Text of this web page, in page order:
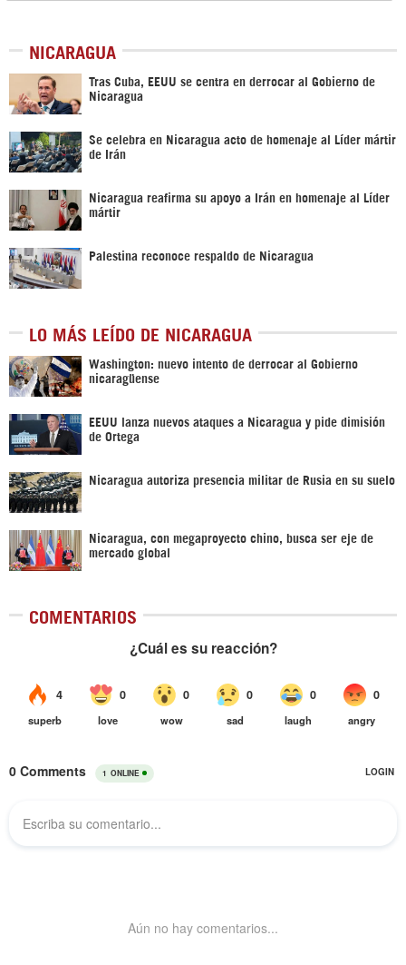
NICARAGUA
Tras Cuba, EEUU se centra en derrocar al Gobierno de
Nicaragua
Se celebra en Nicaragua acto de homenaje al Líder mártir
de Irán
Nicaragua reafirma su apoyo a Irán en homenaje al Líder
mártir
Palestina reconoce respaldo de Nicaragua
LO MÁS LEÍDO DE NICARAGUA
Washington: nuevo intento de derrocar al Gobierno
nicaragüense
EEUU lanza nuevos ataques a Nicaragua y pide dimisión
de Ortega
Nicaragua autoriza presencia militar de Rusia en su suelo
Nicaragua, con megaproyecto chino, busca ser eje de
mercado global
COMENTARIOS